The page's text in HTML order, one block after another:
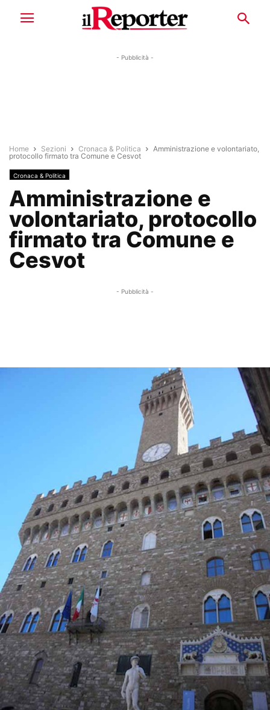
- Pubblicità -
Home Sezioni Cronaca & Politica
Amministrazione e volontariato,
protocollo firmato tra Comune e Cesvot
Cronaca & Politica
Amministrazione e
volontariato, protocollo
firmato tra Comune e
Cesvot
- Pubblicità -